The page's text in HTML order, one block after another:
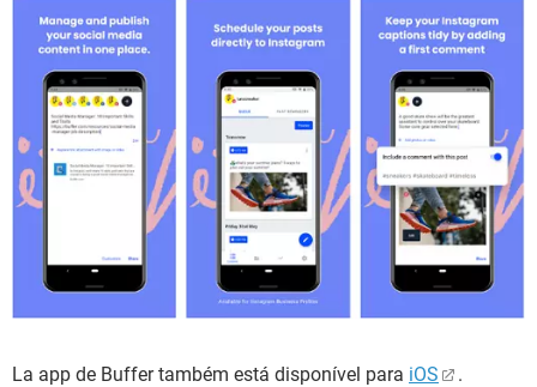
La app de Buffer também está disponível para iOS .